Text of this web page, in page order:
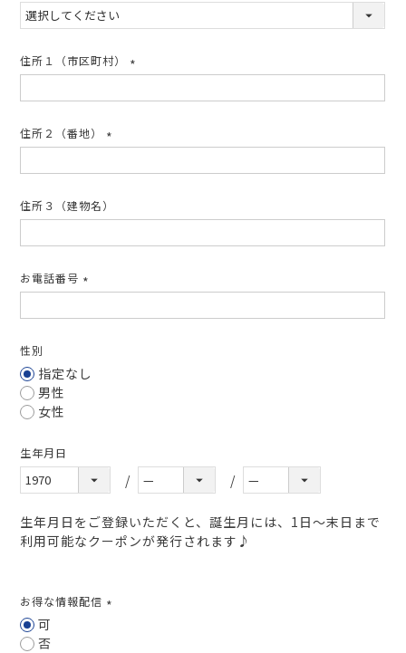
(必
須)
住所１（市区町村）
須)
住所２（番地）
須)
住所３（建物名）
お電話番号
須)
性別
指定なし
男性
女性
生年月日
生年月日をご登録いただくと、誕生月には、1日～末日まで
利用可能なクーポンが発行されます♪
お得な情報配信
可
否